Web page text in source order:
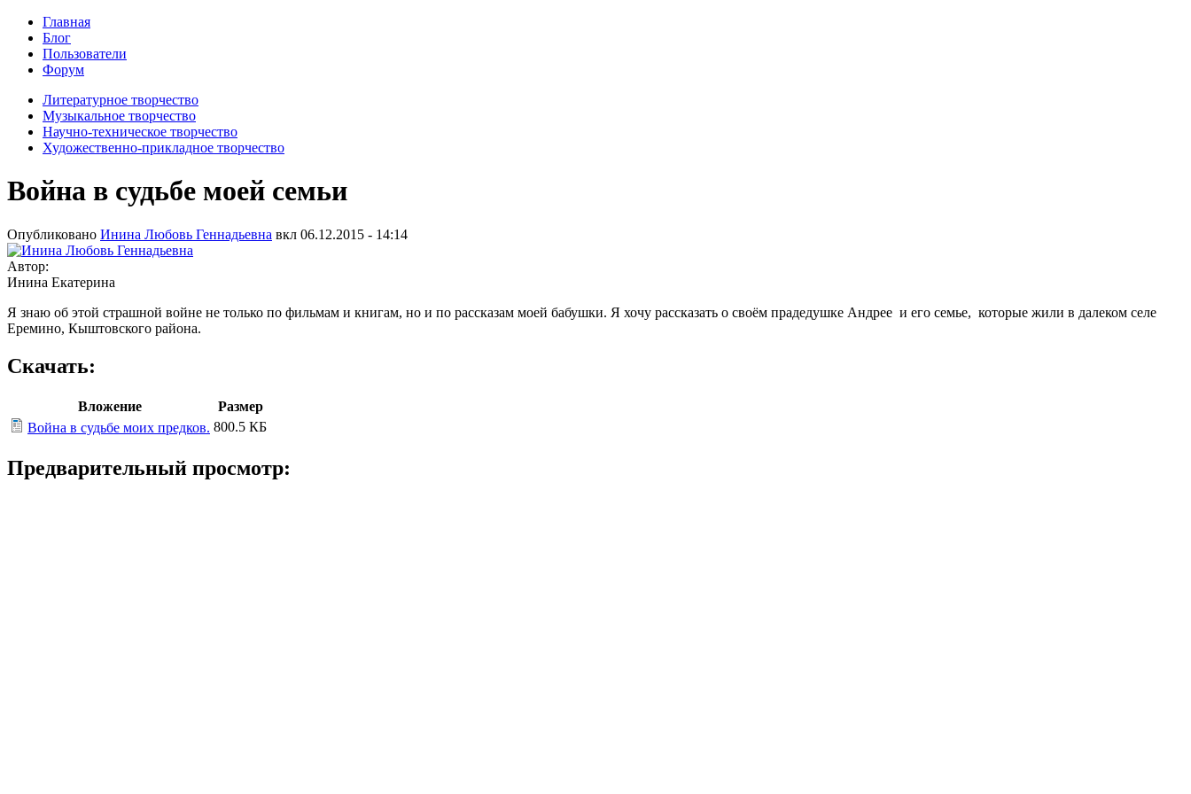
Главная
Блог
Пользователи
Форум
Литературное творчество
Музыкальное творчество
Научно-техническое творчество
Художественно-прикладное творчество
Война в судьбе моей семьи
Опубликовано Инина Любовь Геннадьевна вкл 06.12.2015 - 14:14
Автор:
Инина Екатерина
Я знаю об этой страшной войне не только по фильмам и книгам, но и по рассказам моей бабушки. Я хочу рассказать о своём прадедушке Андрее и его семье, которые жили в далеком селе
Еремино, Кыштовского района.
Скачать:
Вложение
Размер
Война в судьбе моих предков. 800.5 КБ
Предварительный просмотр: